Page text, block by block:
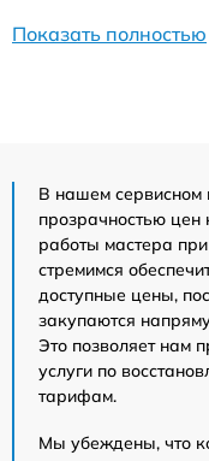
Показать полностью
В нашем сервисном
прозрачностью цен
работы мастера
стремимся
доступные цены,
закупаются
Это позволяет нам
услуги по
тарифам.
Мы убеждены, что